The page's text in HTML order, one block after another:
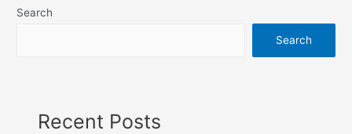
Search
Search
Recent Posts